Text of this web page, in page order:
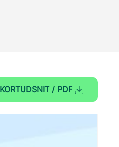
KORTUDSNIT / PDF